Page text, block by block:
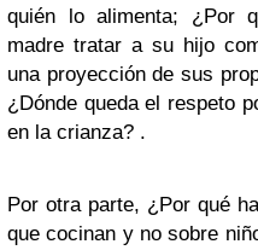
quién lo alimenta; ¿Por
madre tratar a su hijo
una proyección de sus
¿Dónde queda el respeto
en la crianza? .
Por otra parte, ¿Por qué
que cocinan y no sobre